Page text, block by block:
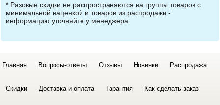
* Разовые скидки не распространяются на группы товаров с
минимальной наценкой и товаров из распродажи -
информацию уточняйте у менеджера.
Главная Вопросы-ответы Отзывы Новинки Распродажа
Скидки Доставка и оплата Гарантия Как сделать заказ